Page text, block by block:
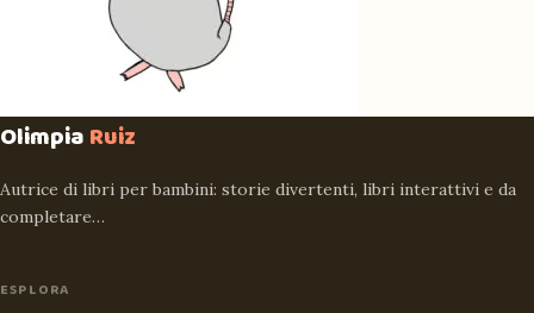
OlimpiaRuiz
Autrice di libri per bambini: storie divertenti, libri interattivi e da
completare…
ESPLORA